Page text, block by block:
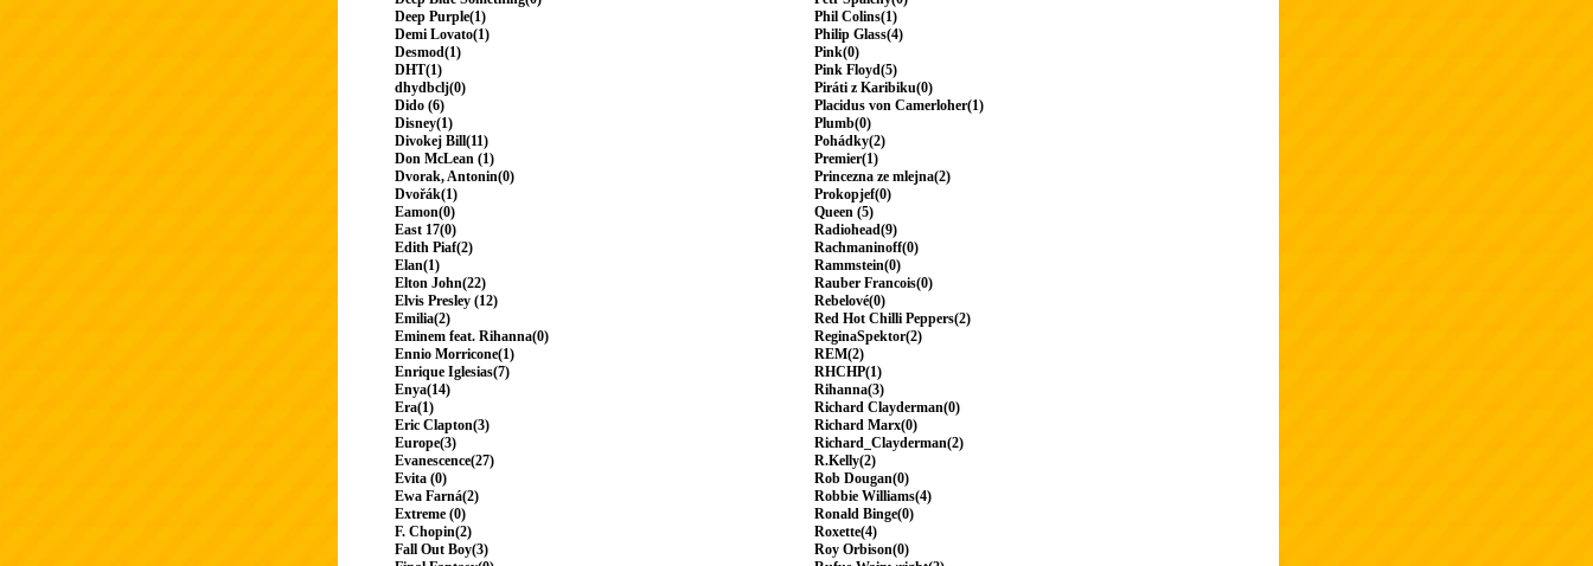
Deep Purple(1)
Demi Lovato(1)
Desmod(1)
DHT(1)
dhydbclj(0)
Dido (6)
Disney(1)
Divokej Bill(11)
Don McLean (1)
Dvorak, Antonin(0)
Dvořák(1)
Eamon(0)
East 17(0)
Edith Piaf(2)
Elan(1)
Elton John(22)
Elvis Presley (12)
Emilia(2)
Eminem feat. Rihanna(0)
Ennio Morricone(1)
Enrique Iglesias(7)
Enya(14)
Era(1)
Eric Clapton(3)
Europe(3)
Evanescence(27)
Evita (0)
Ewa Farná(2)
Extreme (0)
F. Chopin(2)
Fall Out Boy(3)
Phil Colins(1)
Philip Glass(4)
Pink(0)
Pink Floyd(5)
Piráti z Karibiku(0)
Placidus von Camerloher(1)
Plumb(0)
Pohádky(2)
Premier(1)
Princezna ze mlejna(2)
Prokopjef(0)
Queen (5)
Radiohead(9)
Rachmaninoff(0)
Rammstein(0)
Rauber Francois(0)
Rebelové(0)
Red Hot Chilli Peppers(2)
ReginaSpektor(2)
REM(2)
RHCHP(1)
Rihanna(3)
Richard Clayderman(0)
Richard Marx(0)
Richard_Clayderman(2)
R.Kelly(2)
Rob Dougan(0)
Robbie Williams(4)
Ronald Binge(0)
Roxette(4)
Roy Orbison(0)